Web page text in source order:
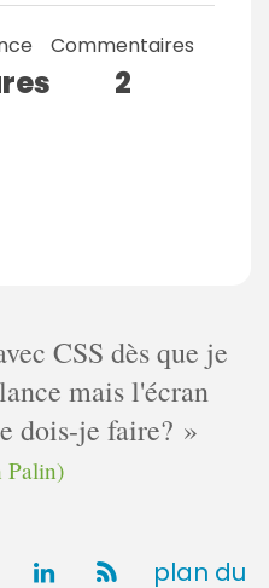
Commentaires
2
CSS dès que je
mais l'écran
dois-je faire?
Palin)
plan du